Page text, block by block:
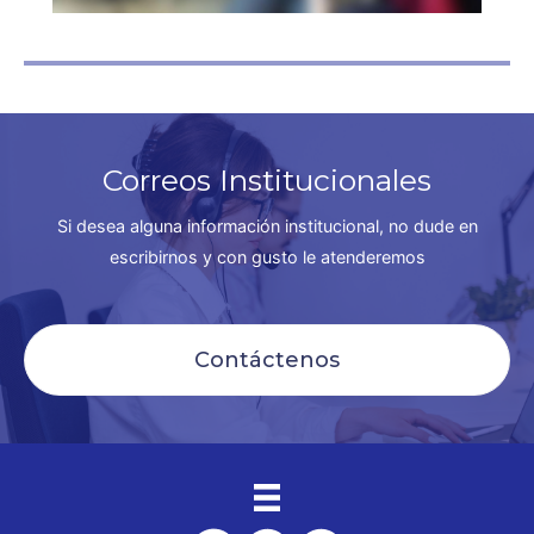
Correos Institucionales
Si desea alguna información institucional, no dude en
escribirnos y con gusto le atenderemos
Contáctenos